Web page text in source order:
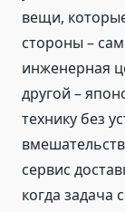
вещи,
стороны –
инженерная
другой –
технику без
сервис
когда задача